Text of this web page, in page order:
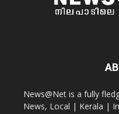
News@Net is a fully
News, Local | Kerala |